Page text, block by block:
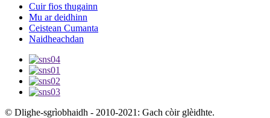
Cuir fios thugainn
Mu ar deidhinn
Ceistean Cumanta
Naidheachdan
© Dlighe-sgrìobhaidh - 2010-2021: Gach còir glèidhte.